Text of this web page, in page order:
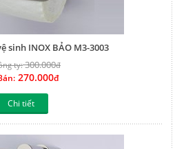
sinh INOX BẢO M3-3003
ty:300.000đ
270.000đ
Chi tiết